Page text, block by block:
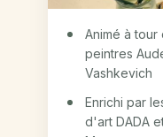
Animé à
peintres
Vashkevich
Enrichi par
d'art DADA